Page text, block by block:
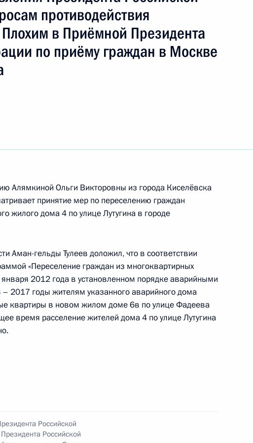
и темы
области – Кузбасса, проведённого
Федерации помощником Президента
Фурсенко в Приёмной Президента Российской
в Москве 29 июля 2021 года
данного по итогам личного приёма в режиме видео-
Кемеровской области – Кузбасса, проведённого
Федерации начальником Экспертного
Федерации Владимиром Симоненко
данного по итогам личного приёма в режиме видео-
противодействия
в Приёмной Президента
по приёму граждан в Москве
Алямкиной Ольги Викторовны из города Киселёвска
принятие мер по переселению граждан
жилого дома 4 по улице Лутугина в городе
Аман-гельды Тулеев доложил, что в соответствии
«Переселение граждан из многоквартирных
2012 года в установленном порядке аварийными
2017 годы жителям указанного аварийного дома
квартиры в новом жилом доме 6в по улице Фадеева
время расселение жителей дома 4 по улице Лутугина
Российской
Российской